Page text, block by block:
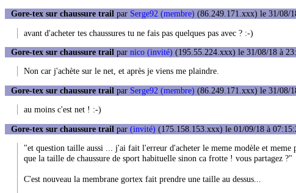
Gore-tex sur chaussure trail par Serge92 (membre) (86.249.171.xxx) le 31/08/
avant d'acheter tes chaussures tu ne fais pas quelques pas avec ? :-)
Gore-tex sur chaussure trail par nico (invité) (195.55.224.xxx) le 31/08/18 à
Non car j'achète sur le net, et après je viens me plaindre.
Gore-tex sur chaussure trail par Serge92 (membre) (86.249.171.xxx) le 31/08/
au moins c'est net ! :-)
Gore-tex sur chaussure trail par (invité) (175.158.153.xxx) le 01/09/18 à
"et question taille aussi ... j'ai fait l'erreur d'acheter le meme modèle et
que la taille de chaussure de sport habituelle sinon ca frotte ! vous partagez ?"
C'est nouveau la membrane gortex fait prendre une taille au dessus...